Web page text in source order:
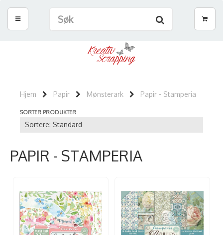
Hjem Papir Mønsterark Papir - Stamperia
SORTER PRODUKTER
PAPIR - STAMPERIA